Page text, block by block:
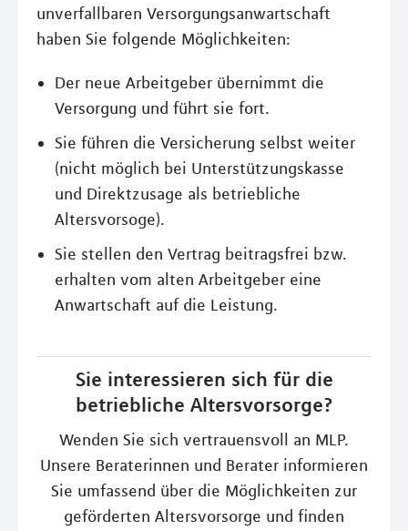
unverfallbaren Versorgungsanwartschaft
haben Sie folgende Möglichkeiten:
Der neue Arbeitgeber übernimmt die
Versorgung und führt sie fort.
Sie führen die Versicherung selbst weiter
(nicht möglich bei Unterstützungskasse
und Direktzusage als betriebliche
Altersvorsoge).
Sie stellen den Vertrag beitragsfrei bzw.
erhalten vom alten Arbeitgeber eine
Anwartschaft auf die Leistung.
Sie interessieren sich für die
betriebliche Altersvorsorge?
Wenden Sie sich vertrauensvoll an MLP.
Unsere Beraterinnen und Berater informieren
Sie umfassend über die Möglichkeiten zur
geförderten Altersvorsorge und finden